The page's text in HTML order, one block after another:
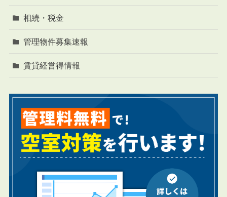
相続・税金
管理物件募集速報
賃貸経営得情報